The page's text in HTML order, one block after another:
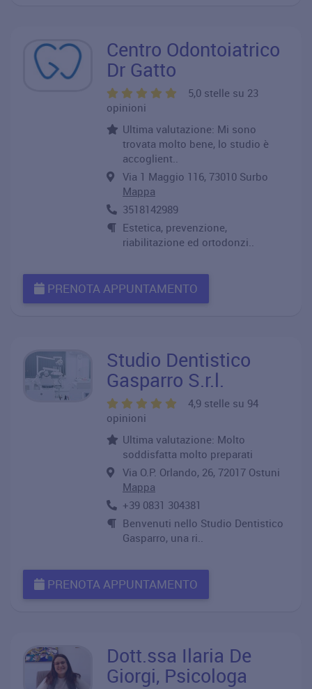
Centro Odontoiatrico
Dr Gatto
5,0 stelle su 23
opinioni
Ultima valutazione: Mi sono
trovata molto bene, lo studio è
accoglient..
Via 1 Maggio 116, 73010 Surbo
Mappa
3518142989
Estetica, prevenzione,
riabilitazione ed ortodonzi..
PRENOTA APPUNTAMENTO
Studio Dentistico
Gasparro S.r.l.
4,9 stelle su 94
opinioni
Ultima valutazione: Molto
soddisfatta molto preparati
Via O.P. Orlando, 26, 72017 Ostuni
Mappa
+39 0831 304381
Benvenuti nello Studio Dentistico
Gasparro, una ri..
PRENOTA APPUNTAMENTO
Dott.ssa Ilaria De
Giorgi, Psicologa